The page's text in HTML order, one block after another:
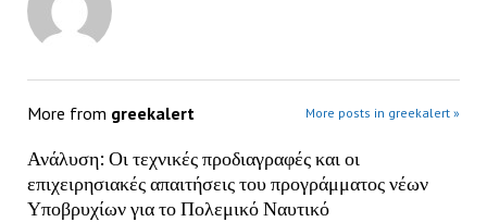
More from greekalert More posts in greekalert »
Ανάλυση: Οι τεχνικές προδιαγραφές και οι
επιχειρησιακές απαιτήσεις του προγράμματος νέων
Υποβρυχίων για το Πολεμικό Ναυτικό